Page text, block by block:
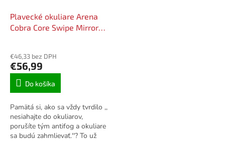
Plavecké okuliare Arena
Cobra Core Swipe Mirror
€46,33 bez DPH
€56,99
Do košíka
Pamätá si, ako sa vždy tvrdilo ,,
nesiahajte do okuliarov,
porušíte tým antifog a okuliare
sa budú zahmlievať.''? To už